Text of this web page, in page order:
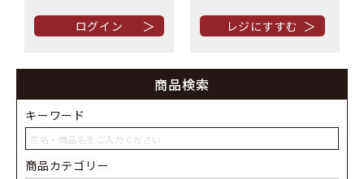
＞ ＞
商品検索
キーワード
商品カテゴリー